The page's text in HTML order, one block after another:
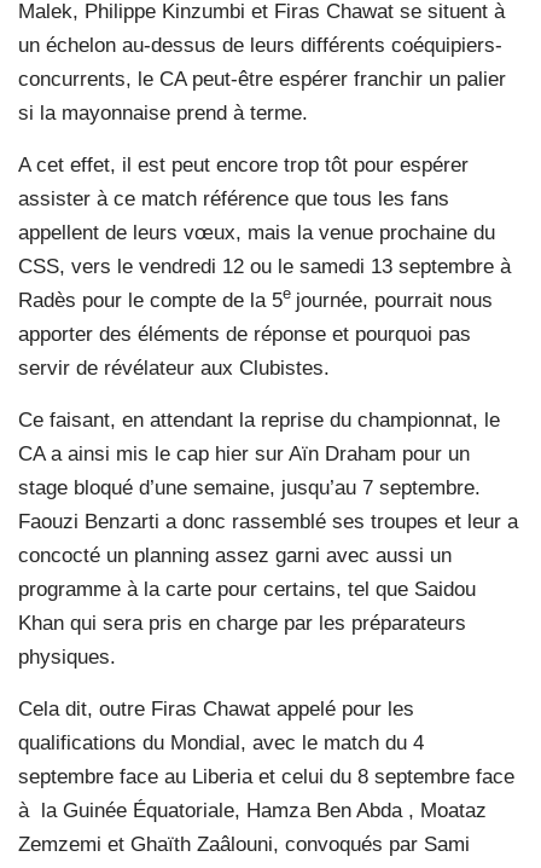
Malek, Philippe Kinzumbi et Firas Chawat se situent à
un échelon au-dessus de leurs différents coéquipiers-
concurrents, le CA peut-être espérer franchir un palier
si la mayonnaise prend à terme.
A cet effet, il est peut encore trop tôt pour espérer
assister à ce match référence que tous les fans
appellent de leurs vœux, mais la venue prochaine du
CSS, vers le vendredi 12 ou le samedi 13 septembre à
Radès pour le compte de la 5e journée, pourrait nous
apporter des éléments de réponse et pourquoi pas
servir de révélateur aux Clubistes.
Ce faisant, en attendant la reprise du championnat, le
CA a ainsi mis le cap hier sur Aïn Draham pour un
stage bloqué d’une semaine, jusqu’au 7 septembre.
Faouzi Benzarti a donc rassemblé ses troupes et leur a
concocté un planning assez garni avec aussi un
programme à la carte pour certains, tel que Saidou
Khan qui sera pris en charge par les préparateurs
physiques.
Cela dit, outre Firas Chawat appelé pour les
qualifications du Mondial, avec le match du 4
septembre face au Liberia et celui du 8 septembre face
à la Guinée Équatoriale, Hamza Ben Abda , Moataz
Zemzemi et Ghaïth Zaâlouni, convoqués par Sami